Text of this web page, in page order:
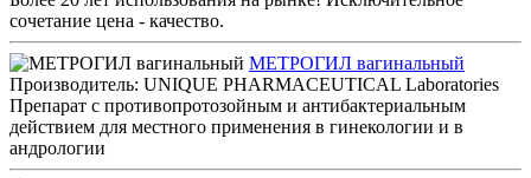
сочетание цена - качество.
МЕТРОГИЛ вагинальный
Производитель: UNIQUE PHARMACEUTICAL Laboratories
Препарат с противопротозойным и антибактериальным
действием для местного применения в гинекологии и в
андрологии